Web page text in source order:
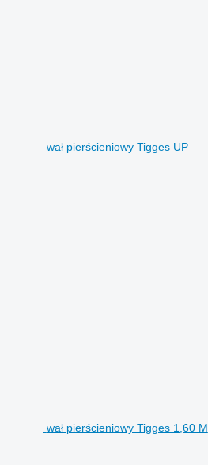
wał pierścieniowy Tigges UP
wał pierścieniowy Tigges 1,60 M